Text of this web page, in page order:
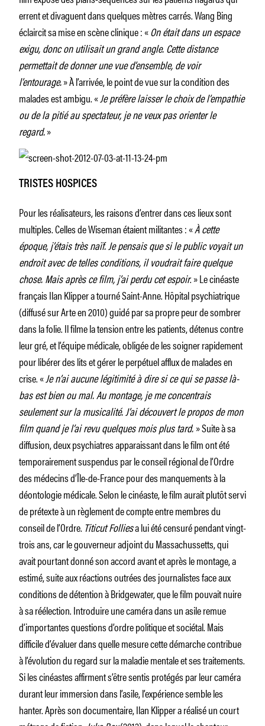
errent et divaguent dans quelques mètres carrés. Wang Bing
éclaircit sa mise en scène clinique : «On était dans un espace
exigu, donc on utilisait un grand angle. Cette distance
permettait de donner une vue d’ensemble, de voir
l’entourage.» À l’arrivée, le point de vue sur la condition des
malades est ambigu. «Je préfère laisser le choix de l’empathie
ou de la pitié au spectateur, je ne veux pas orienter le
regard.»
TRISTES HOSPICES
Pour les réalisateurs, les raisons d’entrer dans ces lieux sont
multiples. Celles de Wiseman étaient militantes : «À cette
époque, j’étais très naïf. Je pensais que si le public voyait un
endroit avec de telles conditions, il voudrait faire quelque
chose. Mais après ce film, j’ai perdu cet espoir. » Le cinéaste
français Ilan Klipper a tourné Saint-Anne. Hôpital psychiatrique
(diffusé sur Arte en 2010) guidé par sa propre peur de sombrer
dans la folie. Il filme la tension entre les patients, détenus contre
leur gré, et l’équipe médicale, obligée de les soigner rapidement
pour libérer des lits et gérer le perpétuel afflux de malades en
crise. «Je n’ai aucune légitimité à dire si ce qui se passe là-
bas est bien ou mal. Au montage, je me concentrais
seulement sur la musicalité. J’ai découvert le propos de mon
film quand je l’ai revu quelques mois plus tard.» Suite à sa
diffusion, deux psychiatres apparaissant dans le film ont été
temporairement suspendus par le conseil régional de l’Ordre
des médecins d’Île-de-France pour des manquements à la
déontologie médicale. Selon le cinéaste, le film aurait plutôt servi
de prétexte à un règlement de compte entre membres du
conseil de l’Ordre. Titicut Folliesa lui été censuré pendant vingt-
trois ans, car le gouverneur adjoint du Massachussetts, qui
avait pourtant donné son accord avant et après le montage, a
estimé, suite aux réactions outrées des journalistes face aux
conditions de détention à Bridgewater, que le film pouvait nuire
à sa réélection. Introduire une caméra dans un asile remue
d’importantes questions d’ordre politique et sociétal. Mais
difficile d’évaluer dans quelle mesure cette démarche contribue
à l’évolution du regard sur la maladie mentale et ses traitements.
Si les cinéastes affirment s’être sentis protégés par leur caméra
durant leur immersion dans l’asile, l’expérience semble les
hanter. Après son documentaire, Ilan Klipper a réalisé un court